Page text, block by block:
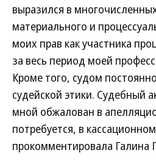
выразился в
материального и
моих прав как участника
за весь период моей
Кроме того, судом
судейской этики. Судебный
мной обжалован в
потребуется, в
прокомментировала Галина